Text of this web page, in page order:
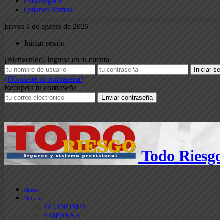
Quienes Somos
jueves 6 de agosto de 2026
Iniciar sesión
¡Bienvenido! Ingresa en tu cuenta
¿Olvidaste tu contraseña?
Recupera tu contraseña
Todo
Home
Noticias
ECONOMIA
EMPRESA